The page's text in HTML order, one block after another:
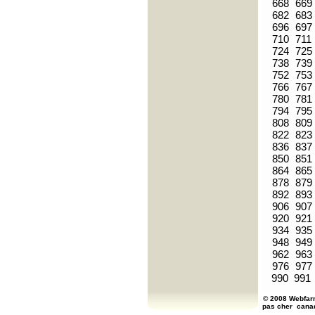
668 669
682 683
696 697
710 711
724 725
738 739
752 753
766 767
780 781
794 795
808 809
822 823
836 837
850 851
864 865
878 879
892 893
906 907
920 921
934 935
948 949
962 963
976 977
990 991
© 2008
pas cher